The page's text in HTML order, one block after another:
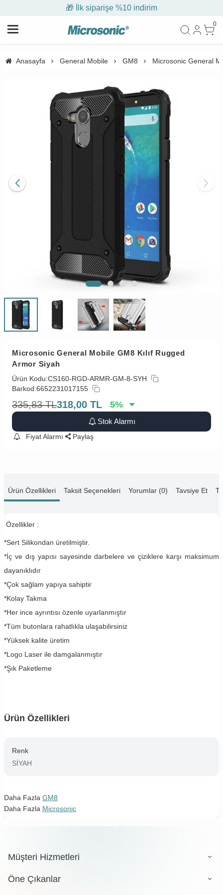
🎁 İlk siparişe %10 indirim
0
Anasayfa General Mobile GM8 Microsonic General
Microsonic General Mobile GM8 Kılıf Rugged
Armor Siyah
Ürün Kodu:CS160-RGD-ARMR-GM-8-SYH
Barkod:6652231017155
335,83 TL318,00 TL 5%
Stok Alarmı
Fiyat Alarmı Paylaş
Ürün Özellikleri Taksit Seçenekleri Yorumlar (0) Tavsiye Et
Özellikler :
*Sert Silikondan üretilmiştir.
*İç ve dış yapısı sayesinde darbelere ve çiziklere karşı maksimum
dayanıklıdır
*Çok sağlam yapıya sahiptir
*Kolay Takma
*Her ince ayrıntısı özenle uyarlanmıştır
*Tüm butonlara rahatlıkla ulaşabilirsiniz
*Yüksek kalite üretim
*Logo Laser ile damgalanmıştır
*Şık Paketleme
Ürün Özellikleri
Renk
SİYAH
Daha Fazla GM8
Daha Fazla Microsonic
Müşteri Hizmetleri
Öne Çıkanlar